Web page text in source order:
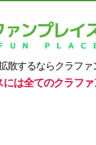
散するならクラファ
は全てのクラフ